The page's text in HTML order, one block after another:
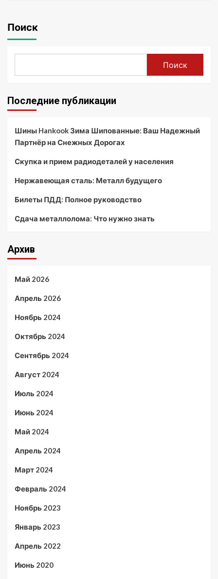
Поиск
Поиск
Последние публикации
Шины Hankook Зима Шипованные: Ваш Надежный
Партнёр на Снежных Дорогах
Скупка и прием радиодеталей у населения
Нержавеющая сталь: Металл будущего
Билеты ПДД: Полное руководство
Сдача металлолома: Что нужно знать
Архив
Май 2026
Апрель 2026
Ноябрь 2024
Октябрь 2024
Сентябрь 2024
Август 2024
Июль 2024
Июнь 2024
Май 2024
Апрель 2024
Март 2024
Февраль 2024
Ноябрь 2023
Январь 2023
Апрель 2022
Июнь 2020